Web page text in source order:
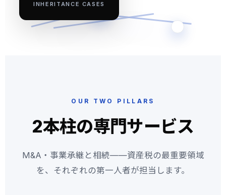
INHERITANCE CASES
OUR TWO PILLARS
2本柱の専門サービス
M&A・事業承継と相続——資産税の最重要領域
を、それぞれの第一人者が担当します。